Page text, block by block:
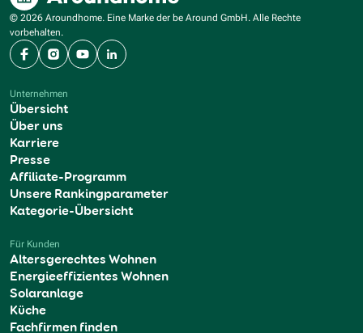
© 2026 Aroundhome. Eine Marke der be Around GmbH. Alle Rechte
vorbehalten.
FacebookInstagram
YouTubeLinkedIn
Unternehmen
Übersicht
Über uns
Karriere
Presse
Affiliate-Programm
Unsere Rankingparameter
Kategorie-Übersicht
Für Kunden
Altersgerechtes Wohnen
Energieeffizientes Wohnen
Solaranlage
Küche
Fachfirmen finden